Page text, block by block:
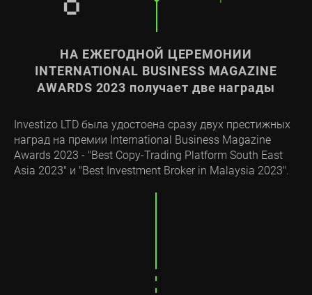
НА ЕЖЕГОДНОЙ ЦЕРЕМОНИИ
INTERNATIONAL BUSINESS MAGAZINE
AWARDS 2023 получает две награды
Investizo LTD была удостоена сразу двух престижных
наград на премии International Business Magazine
Awards 2023 - "Best Copy-Trading Platform South East
Asia 2023" и "Best Investment Broker in Malaysia 2023".